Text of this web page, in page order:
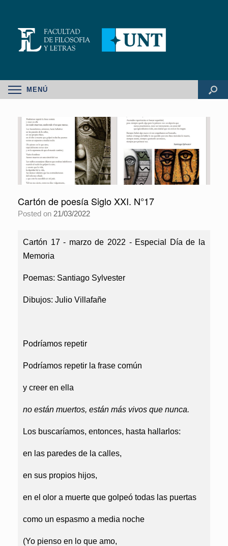
MENÚ
Cartón de poesía Siglo XXI. N°17
Posted on 21/03/2022
Cartón 17 - marzo de 2022 - Especial Día de la
Memoria
Poemas: Santiago Sylvester
Dibujos: Julio Villafañe
Podríamos repetir
Podríamos repetir la frase común
y creer en ella
no están muertos, están más vivos que nunca.
Los buscaríamos, entonces, hasta hallarlos:
en las paredes de la calles,
en sus propios hijos,
en el olor a muerte que golpeó todas las puertas
como un espasmo a media noche
(Yo pienso en lo que amo,